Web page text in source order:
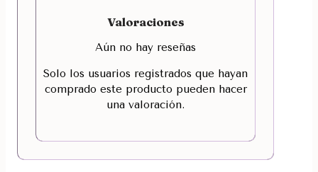
Valoraciones
Aún no hay reseñas
Solo los usuarios registrados que hayan
comprado este producto pueden hacer
una valoración.